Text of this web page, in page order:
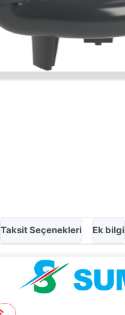
Taksit Seçenekleri Ek bilgi